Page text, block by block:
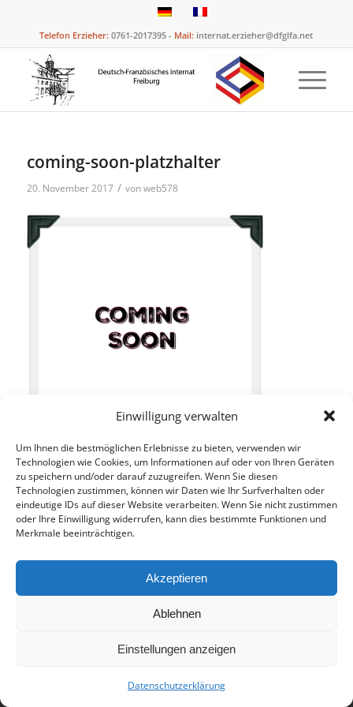
Einwilligung verwalten
Um Ihnen die bestmöglichen Erlebnisse zu bieten, verwenden wir
Technologien wie Cookies, um Informationen auf oder von Ihren Geräten
zu speichern und/oder darauf zuzugreifen. Wenn Sie diesen
Technologien zustimmen, können wir Daten wie Ihr Surfverhalten oder
eindeutige IDs auf dieser Website verarbeiten. Wenn Sie nicht zustimmen
oder Ihre Einwilligung widerrufen, kann dies bestimmte Funktionen und
Merkmale beeinträchtigen.
Akzeptieren
Ablehnen
Einstellungen anzeigen
Datenschutzerklärung
Telefon Erzieher: 0761-2017395 - Mail: internat.erzieher@dfglfa.net
coming-soon-platzhalter
20. November 2017 / vonweb578
Eintrag teilen
© 2017 - Deutsch-Französisches Internat Freiburg - Realisiert von
Datenschutzerklärung